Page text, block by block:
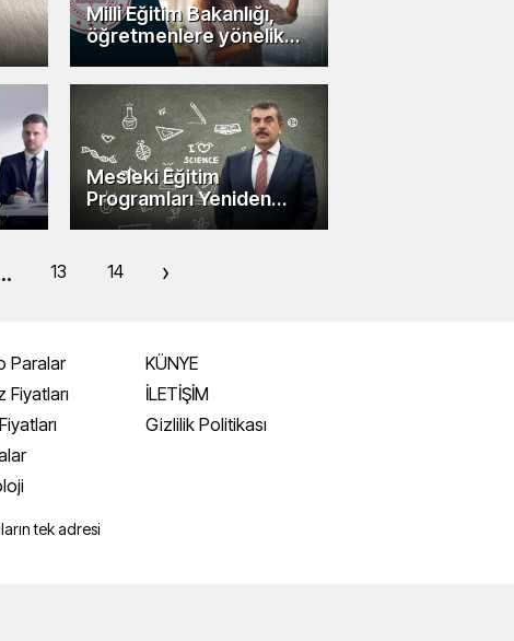
Milli Eğitim Bakanlığı,
öğretmenlere yönelik
120 saatlik eğitim
programını hayata
geçiriyor
Mesleki Eğitim
Programları Yeniden
Dizayn Ediliyor
13 14 ›
Paralar
Fiyatları
KÜNYE
İLETİŞİM
Gizlilik Politikası
tek adresi